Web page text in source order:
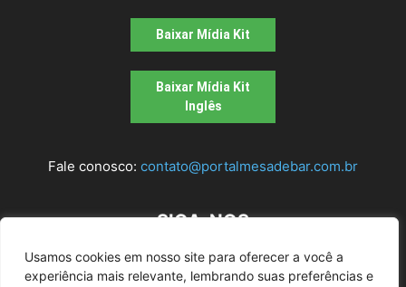
Usamos cookies em nosso site para oferecer a você a
experiência mais relevante, lembrando suas preferências e
Baixar Mídia Kit
Baixar Mídia Kit
Inglês
Fale conosco: contato@portalmesadebar.com.br
SIGA-NOS